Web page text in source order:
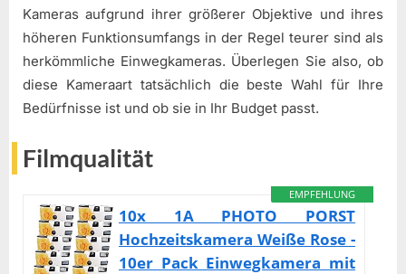
Kameras aufgrund ihrer größerer Objektive und ihres
höheren Funktionsumfangs in der Regel teurer sind als
herkömmliche Einwegkameras. Überlegen Sie also, ob
diese Kameraart tatsächlich die beste Wahl für Ihre
Bedürfnisse ist und ob sie in Ihr Budget passt.
Filmqualität
EMPFEHLUNG
10x 1A PHOTO PORST
Hochzeitskamera Weiße Rose -
10er Pack Einwegkamera mit